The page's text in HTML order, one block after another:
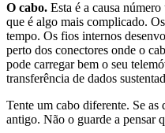
O cabo. Esta é a causa número
que é algo mais complicado.
tempo. Os fios internos
perto dos conectores onde o
pode carregar bem o seu
transferência de dados
Tente um cabo diferente. Se as
antigo. Não o guarde a pensar